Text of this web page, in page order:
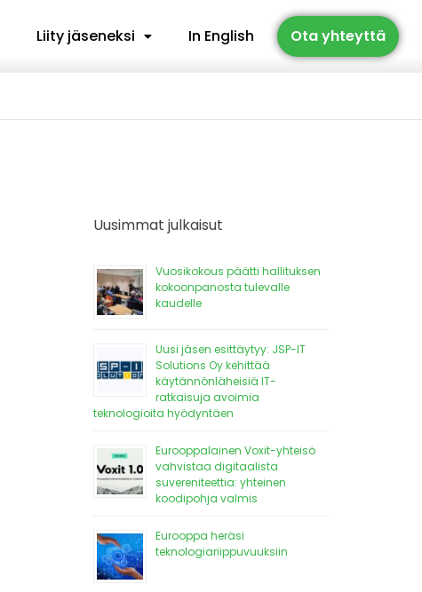
Liity jäseneksi In English Ota yhteyttä
Uusimmat julkaisut
Vuosikokous päätti hallituksen
kokoonpanosta tulevalle
kaudelle
Uusi jäsen esittäytyy: JSP-IT
Solutions Oy kehittää
käytännönläheisiä IT-
ratkaisuja avoimia
teknologioita hyödyntäen
Eurooppalainen Voxit-yhteisö
vahvistaa digitaalista
suvereniteettia: yhteinen
koodipohja valmis
Eurooppa heräsi
teknologiariippuvuuksiin